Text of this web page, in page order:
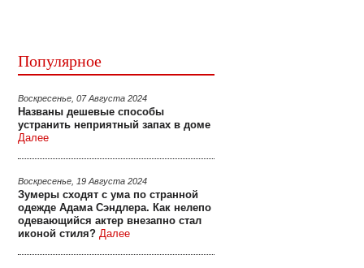
Популярное
Воскресенье, 07 Августа 2024
Названы дешевые способы
устранить неприятный запах в доме
Далее
Воскресенье, 19 Августа 2024
Зумеры сходят с ума по странной
одежде Адама Сэндлера. Как нелепо
одевающийся актер внезапно стал
иконой стиля? Далее